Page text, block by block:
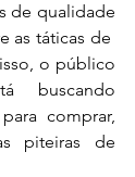
de qualidade
as táticas de
o público
buscando
comprar,
piteiras de